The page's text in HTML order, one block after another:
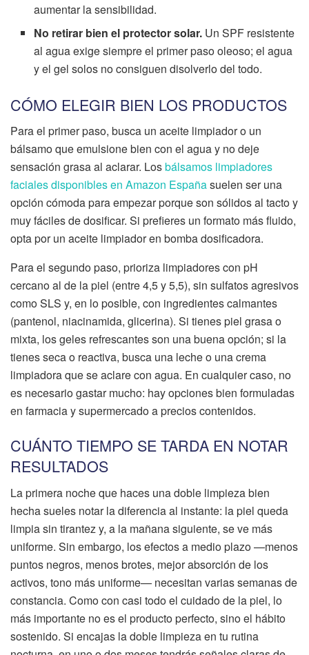
aumentar la sensibilidad.
No retirar bien el protector solar. Un SPF resistente
al agua exige siempre el primer paso oleoso; el agua
y el gel solos no consiguen disolverlo del todo.
CÓMO ELEGIR BIEN LOS PRODUCTOS
Para el primer paso, busca un aceite limpiador o un
bálsamo que emulsione bien con el agua y no deje
sensación grasa al aclarar. Losbálsamos limpiadores
faciales disponibles en Amazon Españasuelen ser una
opción cómoda para empezar porque son sólidos al tacto y
muy fáciles de dosificar. Si prefieres un formato más fluido,
opta por un aceite limpiador en bomba dosificadora.
Para el segundo paso, prioriza limpiadores con pH
cercano al de la piel (entre 4,5 y 5,5), sin sulfatos agresivos
como SLS y, en lo posible, con ingredientes calmantes
(pantenol, niacinamida, glicerina). Si tienes piel grasa o
mixta, los geles refrescantes son una buena opción; si la
tienes seca o reactiva, busca una leche o una crema
limpiadora que se aclare con agua. En cualquier caso, no
es necesario gastar mucho: hay opciones bien formuladas
en farmacia y supermercado a precios contenidos.
CUÁNTO TIEMPO SE TARDA EN NOTAR
RESULTADOS
La primera noche que haces una doble limpieza bien
hecha sueles notar la diferencia al instante: la piel queda
limpia sin tirantez y, a la mañana siguiente, se ve más
uniforme. Sin embargo, los efectos a medio plazo —menos
puntos negros, menos brotes, mejor absorción de los
activos, tono más uniforme— necesitan varias semanas de
constancia. Como con casi todo el cuidado de la piel, lo
más importante no es el producto perfecto, sino el hábito
sostenido. Si encajas la doble limpieza en tu rutina